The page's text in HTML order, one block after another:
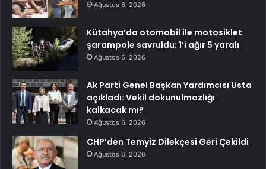
Ağustos 6, 2026
Kütahya’da otomobil ile motosiklet
şarampole savruldu: 1’i ağır 5 yaralı
Ağustos 6, 2026
Ak Parti Genel Başkan Yardımcısı Usta
açıkladı: Vekil dokunulmazlığı
kalkacak mı?
Ağustos 6, 2026
CHP’den Temyiz Dilekçesi Geri Çekildi
Ağustos 6, 2026